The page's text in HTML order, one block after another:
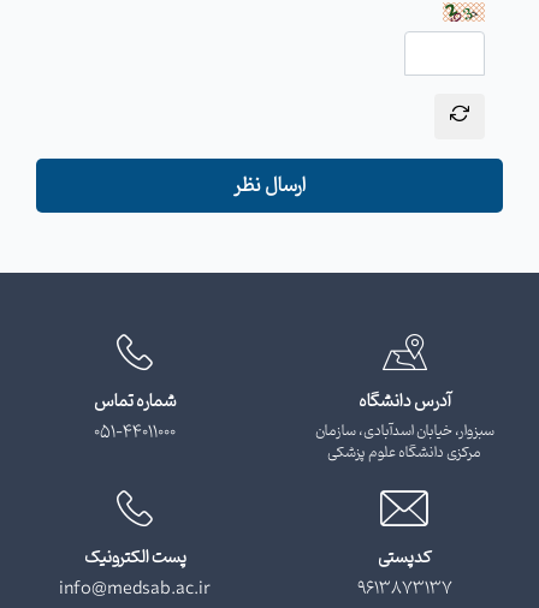
ارسال نظر
آدرس دانشگاه
سبزوار، خیابان اسدآبادی، سازمان
مرکزی دانشگاه علوم پزشکی
شماره تماس
051-44011000
کدپستی
9613873137
پست الکترونیک
info@medsab.ac.ir